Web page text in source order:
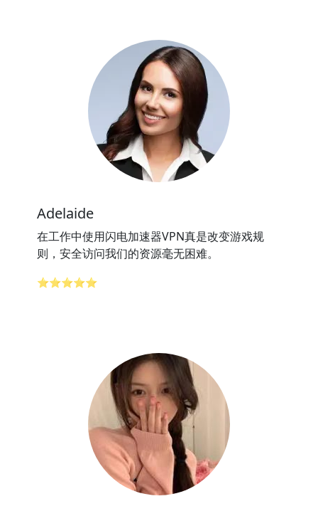
Adelaide
在工作中使用闪电加速器VPN真是改变游戏规
则，安全访问我们的资源毫无困难。
⭐⭐⭐⭐⭐